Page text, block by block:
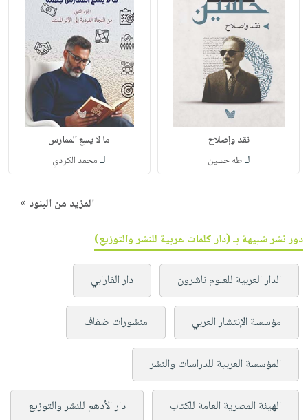
نقد وإصلاح
لـطه حسين
ما لا يسع الممارس
لـ محمد الكردي
المزيد من البنود »
دور نشر شبيهة بـ (دار كلمات عربية للنشر والتوزيع)
الدار العربية للعلوم ناشرون دار الفارابي
مؤسسة الإنتشار العربي منشورات ضفاف
المؤسسة العربية للدراسات والنشر
الهيئة المصرية العامة للكتاب دار الأدهم للنشر والتوزيع